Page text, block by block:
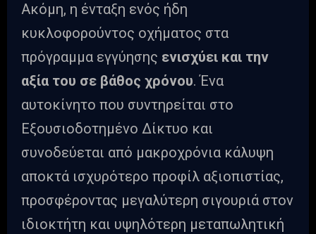
Ακόμη, η ένταξη ενός ήδη
κυκλοφορούντος οχήματος στα
πρόγραμμα εγγύησης ενισχύει και την
αξία του σε βάθος χρόνου. Ένα
αυτοκίνητο που συντηρείται στο
Εξουσιοδοτημένο Δίκτυο και
συνοδεύεται από μακροχρόνια κάλυψη
αποκτά ισχυρότερο προφίλ αξιοπιστίας,
προσφέροντας μεγαλύτερη σιγουριά στον
ιδιοκτήτη και υψηλότερη μεταπωλητική